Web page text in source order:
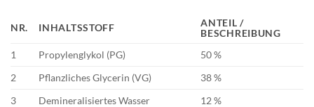
NR. INHALTSSTOFF
ANTEIL /
BESCHREIBUNG
1
Propylenglykol (PG)
50 %
2
Pflanzliches Glycerin (VG)
38 %
3
Demineralisiertes Wasser
12 %